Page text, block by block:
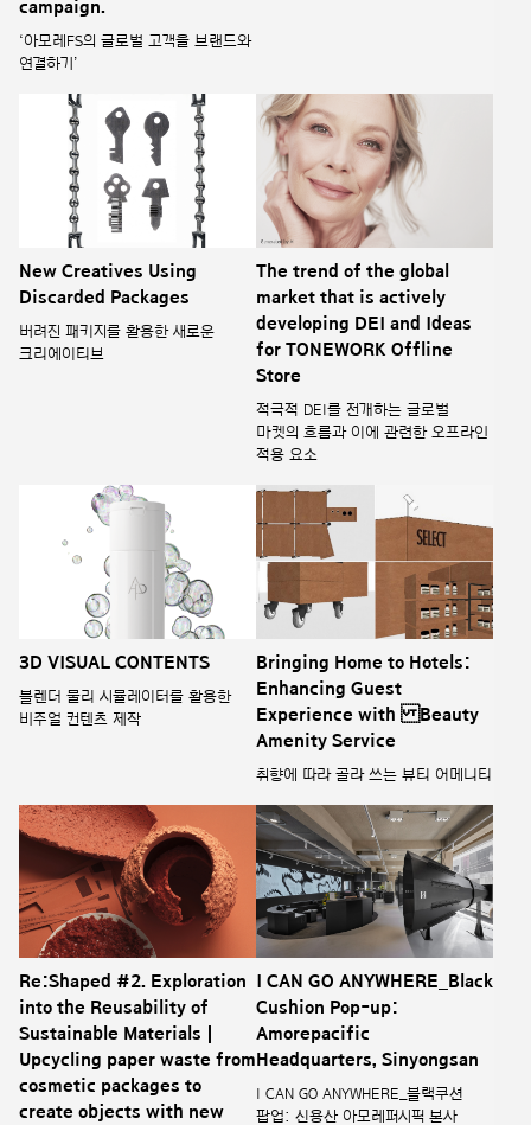
campaign.
‘아모레FS의 글로벌 고객을 브랜드와
연결하기’
New Creatives Using
Discarded Packages
버려진 패키지를 활용한 새로운
크리에이티브
The trend of the global
market that is actively
developing DEI and Ideas
for TONEWORK Offline
Store
적극적 DEI를 전개하는 글로벌
마켓의 흐름과 이에 관련한 오프라인
적용 요소
3D VISUAL CONTENTS
블렌더 물리 시뮬레이터를 활용한
비주얼 컨텐츠 제작
Bringing Home to Hotels:
Enhancing Guest
Experience with Beauty
Amenity Service
취향에 따라 골라 쓰는 뷰티 어메니티
Re:Shaped #2. Exploration
into the Reusability of
Sustainable Materials |
Upcycling paper waste from
cosmetic packages to
create objects with new
I CAN GO ANYWHERE_Black
Cushion Pop-up:
Amorepacific
Headquarters, Sinyongsan
I CAN GO ANYWHERE_블랙쿠션
팝업: 신용산 아모레퍼시픽 본사